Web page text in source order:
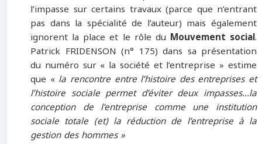
l’impasse sur certains travaux (parce que n’entrant
pas dans la spécialité de l’auteur) mais également
ignorent la place et le rôle du Mouvement social.
Patrick FRIDENSON (n° 175) dans sa présentation
du numéro sur « la société et l’entreprise » estime
que « la rencontre entre l’histoire des entreprises et
l’histoire sociale permet d’éviter deux impasses...la
conception de l’entreprise comme une institution
sociale totale (et) la réduction de l’entreprise à la
gestion des hommes »